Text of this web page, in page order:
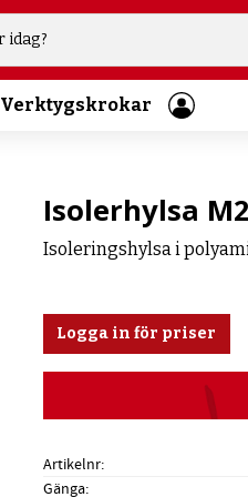
Verktygskrokar
Isolerhylsa
Isoleringshylsa i
Logga in för priser
Artikelnr
Gänga